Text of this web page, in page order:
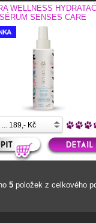
WELLNESS
SÉRUM SENSES CARE
5 položek z celkového